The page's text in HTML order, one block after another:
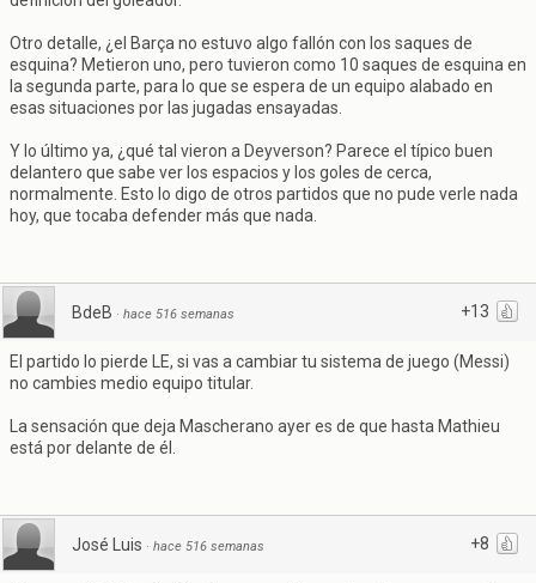
Otro detalle, ¿el Barça no estuvo algo fallón con los saques de
esquina? Metieron uno, pero tuvieron como 10 saques de esquina en
la segunda parte, para lo que se espera de un equipo alabado en
esas situaciones por las jugadas ensayadas.
Y lo último ya, ¿qué tal vieron a Deyverson? Parece el típico buen
delantero que sabe ver los espacios y los goles de cerca,
normalmente. Esto lo digo de otros partidos que no pude verle nada
hoy, que tocaba defender más que nada.
+13
BdeB · hace 516 semanas
El partido lo pierde LE, si vas a cambiar tu sistema de juego (Messi)
no cambies medio equipo titular.
La sensación que deja Mascherano ayer es de que hasta Mathieu
está por delante de él.
+8
José Luis · hace 516 semanas